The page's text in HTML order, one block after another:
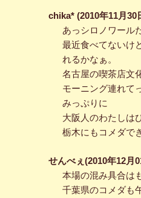
chika* (2010年11月30
あっシロノワール
最近食べてないけ
れるかなぁ。
名古屋の喫茶店文
モーニング連れて
みっぷりに
大阪人のわたしは
栃木にもコメダで
せんべぇ(2010年12月
本場の混み具合は
千葉県のコメダも